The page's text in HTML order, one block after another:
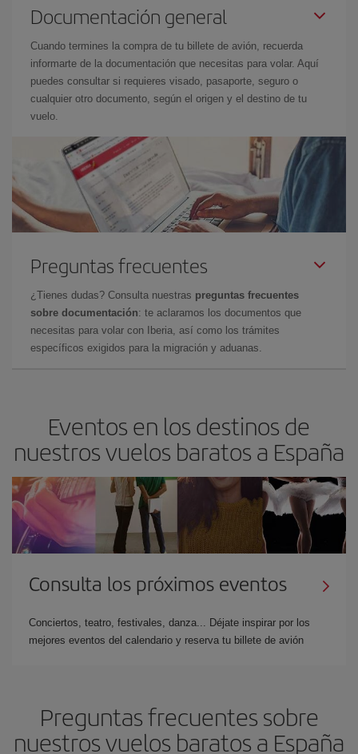
Documentación general
Cuando termines la compra de tu billete de avión, recuerda
informarte de la documentación que necesitas para volar. Aquí
puedes consultar si requieres visado, pasaporte, seguro o
cualquier otro documento, según el origen y el destino de tu
vuelo.
Preguntas frecuentes
¿Tienes dudas? Consulta nuestras preguntas frecuentes
sobre documentación: te aclaramos los documentos que
necesitas para volar con Iberia, así como los trámites
específicos exigidos para la migración y aduanas.
Eventos en los destinos de
nuestros vuelos baratos a España
Consulta los próximos eventos
Conciertos, teatro, festivales, danza... Déjate inspirar por los
mejores eventos del calendario y reserva tu billete de avión
Preguntas frecuentes sobre
nuestros vuelos baratos a España